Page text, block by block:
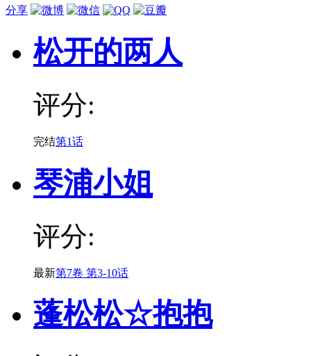
分享
松开的两人
评分:
完结第1话
琴浦小姐
评分:
最新第7卷 第3-10话
蓬松松☆抱抱